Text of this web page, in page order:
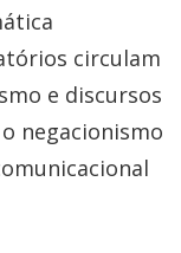
circulam
e discursos
negacionismo